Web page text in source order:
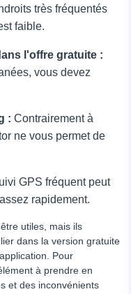
très fréquentés
faible.
l'offre gratuite :
vous devez
: Contrairement à
ne vous permet de
GPS fréquent peut
rapidement.
utiles, mais ils
dans la version gratuite
Pour
à prendre en
et des inconvénients